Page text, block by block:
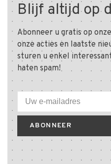
Blijf altijd op
Abonneer u gratis op
onze acties en laatste
sturen u enkel
haten spam!
ABONNEER